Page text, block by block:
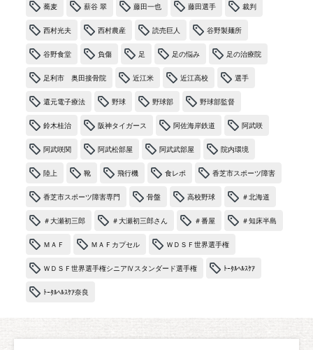
蕎麦 薪谷 翠 藤田一也 藤田選手 裁判
西村光夫 西村農産 読売巨人 谷野製麺所
谷野食堂 負傷 足 足の悩み 足の治療院
足利市 奥田接骨院 近江米 近江高校 選手
還元電子療法 野球 野球部 野球部監督
鈴木桂治 阪神タイガース 阿佐海岸鉄道 阿武咲
阿武咲関 阿武松部屋 阿武武部屋 院内環境
陸上 靴 飛行機 食レポ 香芝市スポーツ障害
香芝市スポーツ障害専門 骨盤 高校野球 ＃北海道
＃大瀬初三郎 ＃大瀬初三郎さん ＃番屋 ＃知床半島
ＭＡＦ ＭＡＦカプセル ＷＤＳＦ世界選手権
ＷＤＳＦ世界選手権シニアⅣスタンダード選手権 ﾄｰﾀﾙﾍﾙｽｹｱ
ﾄｰﾀﾙﾍﾙｽｹｱ奈良